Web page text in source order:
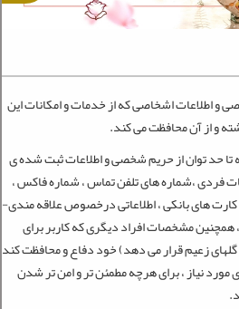
اطلاعات اشخاصی که از خدمات و امکانات این
و از آن محافظت می­ کند.
حد توان از حریم شخصی و اطلاعات ثبت شده­ ی
فردی ،شماره­ های تلفن تماس ، شماره فاکس ،
آدرس پست الکترونیکی ، مشخصات کارت های بانکی ، اطلاعاتی درخصوص علاقه مندی­
، همچنین مشخصات افراد دیگری که کاربر برای
گل­های زعیم قرار می دهد) خود دفاع و محافظت کند
مورد نیاز ، برای هرچه مطمئن تر و امن تر شدن